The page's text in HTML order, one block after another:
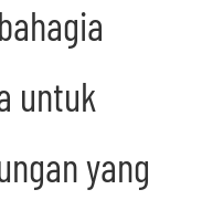
untuk
yang